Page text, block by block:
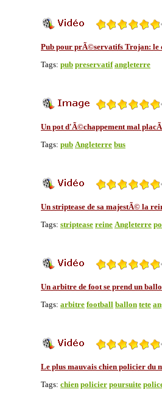
Pub pour prÃ©servatifs Trojan: le
Tags: pub preservatif angleterre
Un pot d'Ã©chappement mal
Tags: pub Angleterre bus
Un striptease de sa majestÃ© la
Tags: striptease reine Angleterre
Un arbitre de foot se prend un
Tags: arbitre football ballon tete
Le plus mauvais chien policier du
Tags: chien policier poursuite